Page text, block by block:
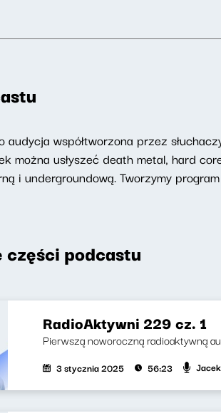
audycja współtworzona przez
można usłyszeć death metal, hard
i undergroundową. Tworzymy
części podcastu
RadioAktywni 229 cz. 1
Pierwszą noworoczną radioaktywną
3 stycznia 2025 56:23